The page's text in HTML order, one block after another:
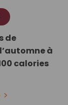
de
à
calories